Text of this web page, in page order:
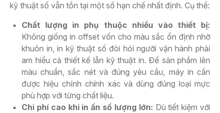
kỹ thuật số vẫn tồn tại một số hạn chế nhất định. Cụ thể:
Chất lượng in phụ thuộc nhiều vào thiết bị:
Không giống in offset vốn cho màu sắc ổn định nhờ
khuôn in, in kỹ thuật số đòi hỏi người vận hành phải
am hiểu cả thiết kế lẫn kỹ thuật in. Để sản phẩm lên
màu chuẩn, sắc nét và đúng yêu cầu, máy in cần
được hiệu chỉnh chính xác và dùng đúng loại mực
phù hợp với từng chất liệu.
Chi phí cao khi in ấn số lượng lớn: Dù tiết kiệm với